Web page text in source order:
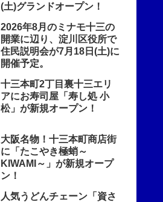
(土)グランドオープン！
2026年8月のミナモ十三の
開業に辺り、淀川区役所で
住民説明会が7月18日(土)に
開催予定。
十三本町2丁目裏十三エリ
アにお寿司屋「寿し処 小
松」が新規オープン！
大阪名物！十三本町商店街
に「たこやき極蛸～
KIWAMI～」が新規オープ
ン！
人気うどんチェーン「資さ